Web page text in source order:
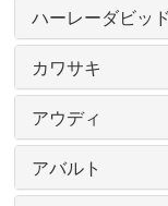
ハーレーダビッ
カワサキ
アウディ
アバルト